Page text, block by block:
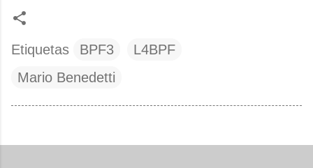
Etiquetas BPF3
L4BPF
Mario Benedetti